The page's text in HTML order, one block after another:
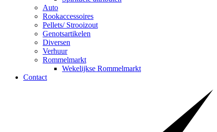
Auto
Rookaccessoires
Pellets/ Strooizout
Genotsartikelen
Diversen
Verhuur
Rommelmarkt
Wekelijkse Rommelmarkt
Contact